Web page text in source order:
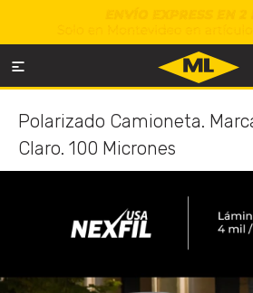

Polarizado Camioneta.
Claro. 100 Micrones